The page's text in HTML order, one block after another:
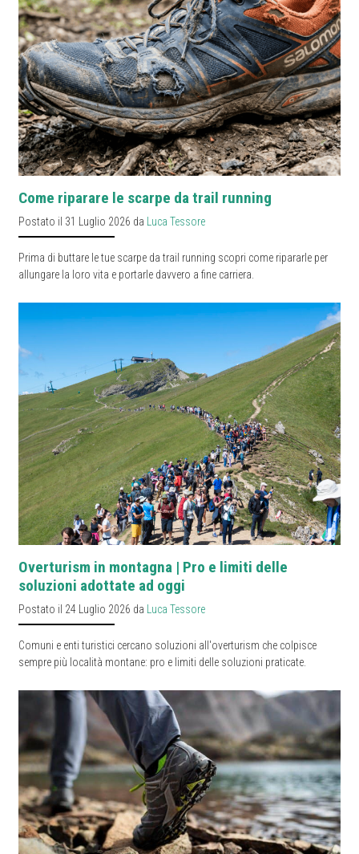
Come riparare le scarpe da trail running
Postato il 31 Luglio 2026 da Luca Tessore
Prima di buttare le tue scarpe da trail running scopri come ripararle per
allungare la loro vita e portarle davvero a fine carriera.
Overturism in montagna | Pro e limiti delle
soluzioni adottate ad oggi
Postato il 24 Luglio 2026 da Luca Tessore
Comuni e enti turistici cercano soluzioni all'overturism che colpisce
sempre più località montane: pro e limiti delle soluzioni praticate.